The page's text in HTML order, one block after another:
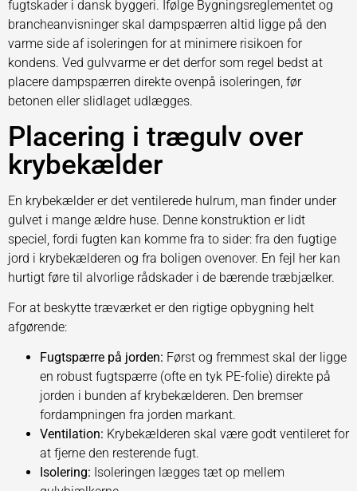
fugtskader i dansk byggeri. Ifølge Bygningsreglementet og
brancheanvisninger skal dampspærren altid ligge på den
varme side af isoleringen for at minimere risikoen for
kondens. Ved gulvvarme er det derfor som regel bedst at
placere dampspærren direkte ovenpå isoleringen, før
betonen eller slidlaget udlægges.
Placering i trægulv over
krybekælder
En krybekælder er det ventilerede hulrum, man finder under
gulvet i mange ældre huse. Denne konstruktion er lidt
speciel, fordi fugten kan komme fra to sider: fra den fugtige
jord i krybekælderen og fra boligen ovenover. En fejl her kan
hurtigt føre til alvorlige rådskader i de bærende træbjælker.
For at beskytte træværket er den rigtige opbygning helt
afgørende:
Fugtspærre på jorden: Først og fremmest skal der ligge
en robust fugtspærre (ofte en tyk PE-folie) direkte på
jorden i bunden af krybekælderen. Den bremser
fordampningen fra jorden markant.
Ventilation: Krybekælderen skal være godt ventileret for
at fjerne den resterende fugt.
Isolering: Isoleringen lægges tæt op mellem